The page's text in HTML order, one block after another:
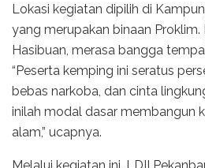
Lokasi kegiatan dipilih di
yang merupakan binaan Proklim.
Hasibuan, merasa bangga
“Peserta kemping ini seratus
bebas narkoba, dan cinta
inilah modal dasar membangun
alam,” ucapnya.
Melalui kegiatan ini, LDII